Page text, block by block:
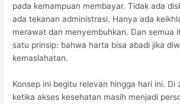
pada kemampuan membayar. Tidak ada
ada tekanan administrasi. Hanya ada
merawat dan menyembuhkan. Dan semua
satu prinsip: bahwa harta bisa abadi jika
kemaslahatan.
Konsep ini begitu relevan hingga hari ini. Di
ketika akses kesehatan masih menjadi